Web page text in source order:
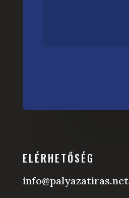
ELÉRHETŐSÉG
info@palyazatiras.net